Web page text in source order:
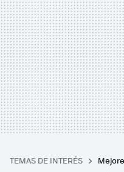
TEMAS DE INTERÉS